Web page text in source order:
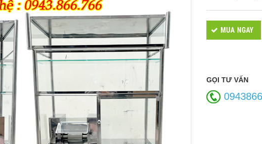
MUA NGAY
GỌI TƯ VẤN